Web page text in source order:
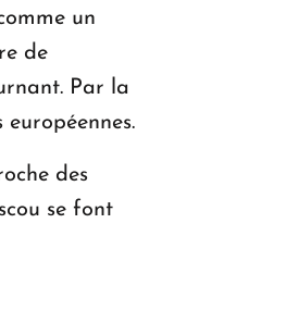
un
de
Par la
des
se font